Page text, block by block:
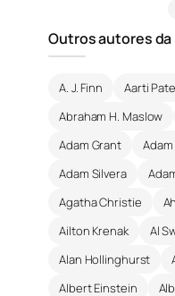
Outros autores
A. J. Finn Aarti
Abraham H. Maslow
Adam Grant
Adam Silvera
Agatha Christie
Ailton Krenak
Al
Alan Hollinghurst
Albert Einstein